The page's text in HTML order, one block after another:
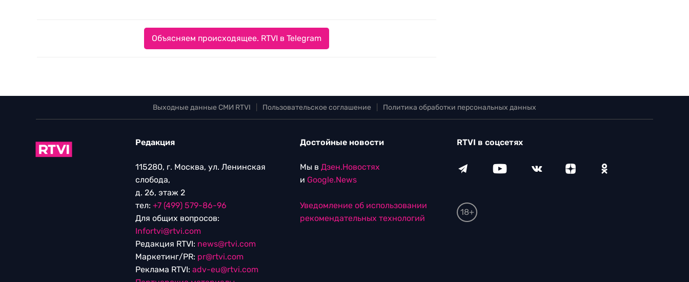
Объясняем происходящее. RTVI в Telegram
Выходные данные СМИ RTVI Пользовательское соглашение Политика обработки персональных данных
Редакция
115280, г. Москва, ул. Ленинская
слобода,
д. 26, этаж 2
тел: +7 (499) 579-86-96
Для общих вопросов:
Infortvi@rtvi.com
Редакция RTVI: news@rtvi.com
Маркетинг/PR: pr@rtvi.com
Реклама RTVI: adv-eu@rtvi.com
Достойные новости
Мы в Дзен.Новостях
и Google.News
Уведомление об использовании
рекомендательных технологий
RTVI в соцсетях
18+